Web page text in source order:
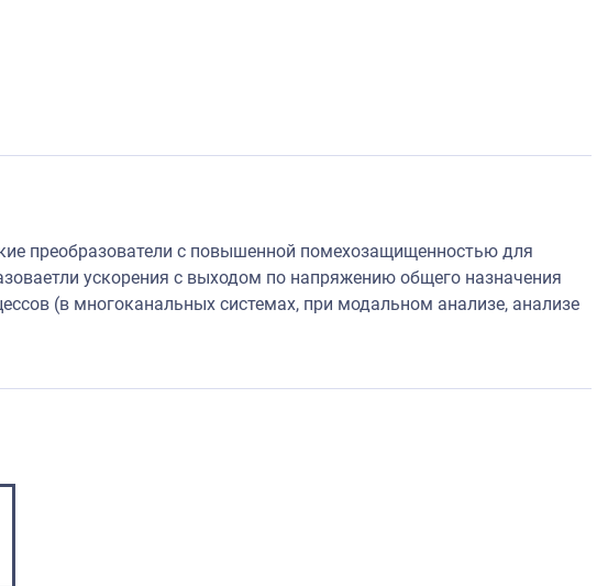
преобразователи с повышенной помехозащищенностью для
ускорения с выходом по напряжению общего назначения
(в многоканальных системах, при модальном анализе, анализе